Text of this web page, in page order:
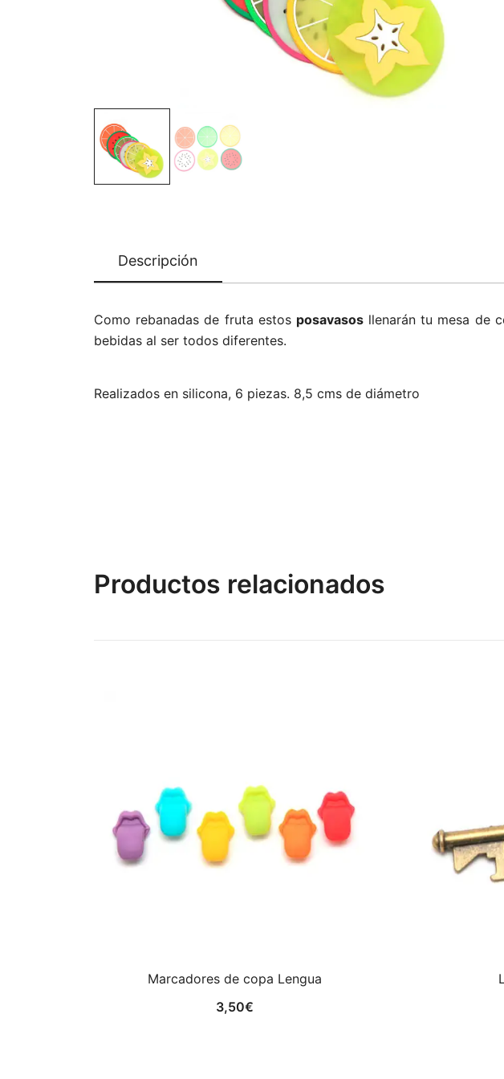
Descripción
Como rebanadas de fruta estos posavasosllenarán tu mesa de
bebidas al ser todos diferentes.
Realizados en silicona, 6 piezas. 8,5 cms de diámetro
Productos relacionados
Marcadores de copa Lengua
3,50€